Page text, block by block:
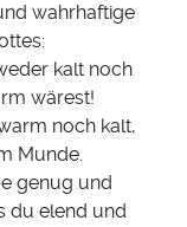
wahrhaftige
kalt noch
wärest!
noch kalt,
Munde.
genug und
du elend und